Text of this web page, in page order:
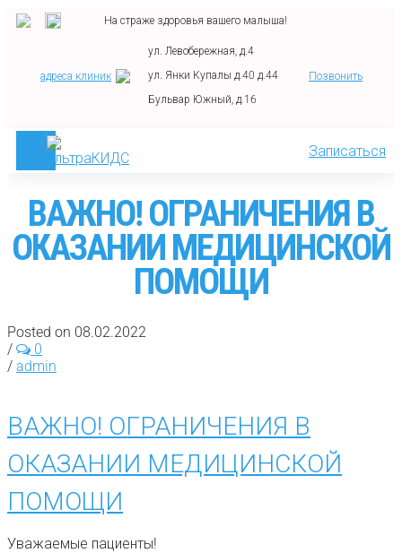
адреса клиник
ул. Левобережная, д.4
ул. Янки Купалы д.40 д.44
Бульвар Южный, д.16
На страже здоровья вашего малыша!
Позвонить
Записаться
ВАЖНО! ОГРАНИЧЕНИЯ В
ОКАЗАНИИ МЕДИЦИНСКОЙ
ПОМОЩИ
Posted on 08.02.2022
/
0
/ admin
ВАЖНО! ОГРАНИЧЕНИЯ В
ОКАЗАНИИ МЕДИЦИНСКОЙ
ПОМОЩИ
Уважаемые пациенты!